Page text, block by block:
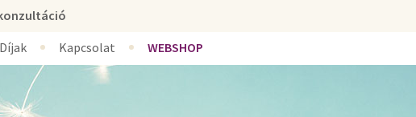
Díjak Kapcsolat WEBSHOP